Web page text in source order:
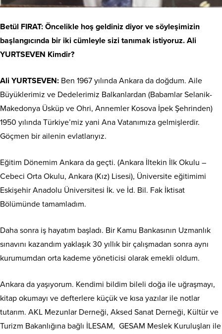
Betül FIRAT: Öncelikle hoş geldiniz diyor ve söyleşimizin
başlangıcında bir iki cümleyle sizi tanımak istiyoruz. Ali
YURTSEVEN Kimdir?
Ali YURTSEVEN: Ben 1967 yılında Ankara da doğdum. Aile
Büyüklerimiz ve Dedelerimiz Balkanlardan (Babamlar Selanik-
Makedonya Üsküp ve Ohri, Annemler Kosova İpek Şehrinden)
1950 yılında Türkiye’miz yani Ana Vatanımıza gelmişlerdir.
Göçmen bir ailenin evlatlarıyız.
Eğitim Dönemim Ankara da geçti. (Ankara İltekin İlk Okulu –
Cebeci Orta Okulu, Ankara (Kız) Lisesi), Üniversite eğitimimi
Eskişehir Anadolu Üniversitesi İk. ve İd. Bil. Fak İktisat
Bölümünde tamamladım.
Daha sonra iş hayatım başladı. Bir Kamu Bankasının Uzmanlık
sınavını kazandım yaklaşık 30 yıllık bir çalışmadan sonra aynı
kurumumdan orta kademe yöneticisi olarak emekli oldum.
Ankara da yaşıyorum. Kendimi bildim bileli doğa ile uğraşmayı,
kitap okumayı ve defterlere küçük ve kısa yazılar ile notlar
tutarım. AKL Mezunlar Derneği, Aksed Sanat Derneği, Kültür ve
Turizm Bakanlığına bağlı İLESAM, GESAM Meslek Kuruluşları ile